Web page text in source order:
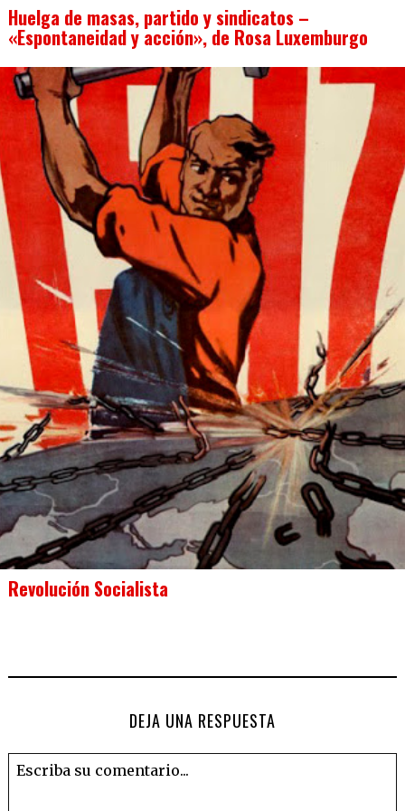
Huelga de masas, partido y sindicatos –
«Espontaneidad y acción», de Rosa Luxemburgo
Revolución Socialista
DEJA UNA RESPUESTA